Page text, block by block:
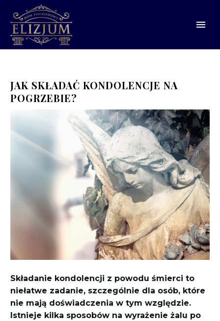
JAK SKŁADAĆ KONDOLENCJE NA
POGRZEBIE?
Składanie kondolencji z powodu śmierci to
niełatwe zadanie, szczególnie dla osób, które
nie mają doświadczenia w tym względzie.
Istnieje kilka sposobów na wyrażenie żalu po